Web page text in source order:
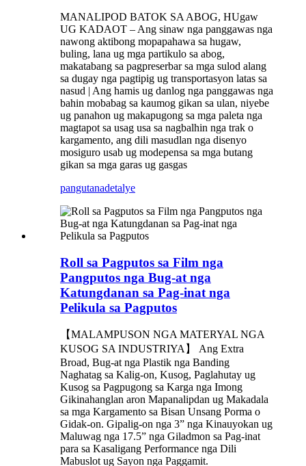
MANALIPOD BATOK SA ABOG, HUgaw
UG KADAOT – Ang sinaw nga panggawas nga
nawong aktibong mopapahawa sa hugaw,
buling, lana ug mga partikulo sa abog,
makatabang sa pagpreserbar sa mga sulod alang
sa dugay nga pagtipig ug transportasyon latas sa
nasud | Ang hamis ug danlog nga panggawas nga
bahin mobabag sa kaumog gikan sa ulan, niyebe
ug panahon ug makapugong sa mga paleta nga
magtapot sa usag usa sa nagbalhin nga trak o
kargamento, ang dili masudlan nga disenyo
mosiguro usab ug modepensa sa mga butang
gikan sa mga garas ug gasgas
pangutanadetalye
Roll sa Pagputos sa Film nga
Pangputos nga Bug-at nga
Katungdanan sa Pag-inat nga
Pelikula sa Pagputos
【MALAMPUSON NGA MATERYAL NGA
KUSOG SA INDUSTRIYA】 Ang Extra
Broad, Bug-at nga Plastik nga Banding
Naghatag sa Kalig-on, Kusog, Paglahutay ug
Kusog sa Pagpugong sa Karga nga Imong
Gikinahanglan aron Mapanalipdan ug Makadala
sa mga Kargamento sa Bisan Unsang Porma o
Gidak-on. Gipalig-on nga 3” nga Kinauyokan ug
Maluwag nga 17.5” nga Giladmon sa Pag-inat
para sa Kasaligang Performance nga Dili
Mabuslot ug Sayon nga Paggamit.